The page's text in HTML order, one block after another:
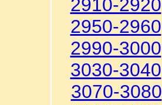
2910-2920
2950-2960
2990-3000
3030-3040
3070-3080